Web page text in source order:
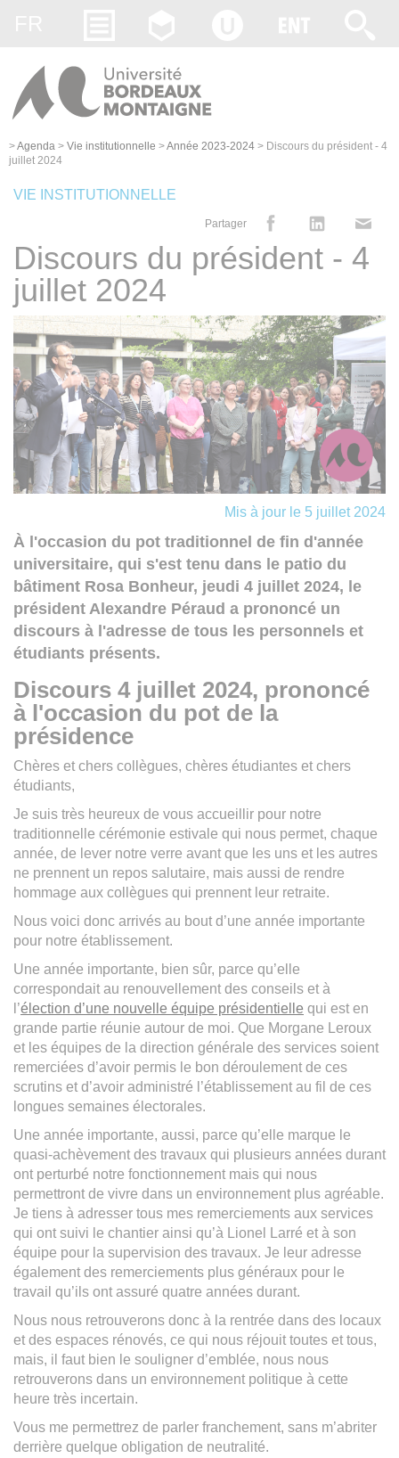
>Agenda > Vie institutionnelle >Année 2023-2024 > Discours du président - 4
juillet 2024
VIE INSTITUTIONNELLE
Partager
Discours du président - 4
juillet 2024
Mis à jour le 5 juillet 2024
À l'occasion du pot traditionnel de fin d'année
universitaire, qui s'est tenu dans le patio du
bâtiment Rosa Bonheur, jeudi 4 juillet 2024, le
président Alexandre Péraud a prononcé un
discours à l'adresse de tous les personnels et
étudiants présents.
Discours 4 juillet 2024, prononcé
à l'occasion du pot de la
présidence
Chères et chers collègues, chères étudiantes et chers
étudiants,
Je suis très heureux de vous accueillir pour notre
traditionnelle cérémonie estivale qui nous permet, chaque
année, de lever notre verre avant que les uns et les autres
ne prennent un repos salutaire, mais aussi de rendre
hommage aux collègues qui prennent leur retraite.
Nous voici donc arrivés au bout d’une année importante
pour notre établissement.
Une année importante, bien sûr, parce qu’elle
correspondait au renouvellement des conseils et à
l’élection d’une nouvelle équipe présidentielle qui est en
grande partie réunie autour de moi. Que Morgane Leroux
et les équipes de la direction générale des services soient
remerciées d’avoir permis le bon déroulement de ces
scrutins et d’avoir administré l’établissement au fil de ces
longues semaines électorales.
Une année importante, aussi, parce qu’elle marque le
quasi-achèvement des travaux qui plusieurs années durant
ont perturbé notre fonctionnement mais qui nous
permettront de vivre dans un environnement plus agréable.
Je tiens à adresser tous mes remerciements aux services
qui ont suivi le chantier ainsi qu’à Lionel Larré et à son
équipe pour la supervision des travaux. Je leur adresse
également des remerciements plus généraux pour le
travail qu’ils ont assuré quatre années durant.
Nous nous retrouverons donc à la rentrée dans des locaux
et des espaces rénovés, ce qui nous réjouit toutes et tous,
mais, il faut bien le souligner d’emblée, nous nous
retrouverons dans un environnement politique à cette
heure très incertain.
Vous me permettrez de parler franchement, sans m’abriter
derrière quelque obligation de neutralité.